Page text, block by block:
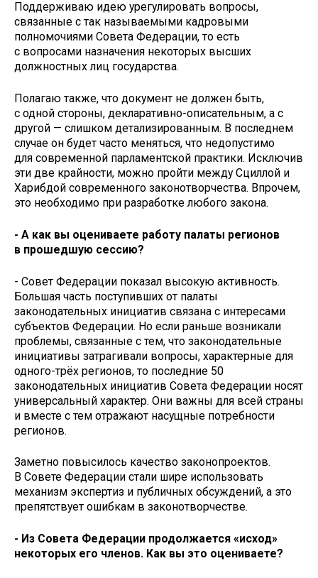
Поддерживаю идею урегулировать вопросы,
связанные с так называемыми кад­ровыми
полномочиями Совета Федерации, то есть
с вопросами назначения некоторых высших
должностных лиц государства.
Полагаю также, что документ не должен быть,
с одной стороны, декларативно-описательным, а с
другой — слишком детализированным. В последнем
случае он будет часто меняться, что недопустимо
для современной парламентской практики. Исключив
эти две крайности, можно пройти между Сциллой и
Харибдой современного законотворчества. Впрочем,
это необходимо при разработке любого закона.
- А как вы оцениваете работу палаты регионов
в прошедшую сессию?
- Совет Федерации показал высокую активность.
Большая часть поступивших от палаты
законодательных инициатив связана с интересами
субъектов Федерации. Но если раньше возникали
проблемы, связанные с тем, что законодательные
инициативы затрагивали вопросы, характерные для
одного-трёх регионов, то последние 50
законодательных инициатив Совета Федерации носят
универсальный характер. Они важны для всей страны
и вместе с тем отражают насущные потребности
регионов.
Заметно повысилось качество законопроектов.
В Совете Федерации стали шире использовать
механизм экспертиз и публичных обсуждений, а это
препятствует ошибкам в законотворчестве.
- Из Совета Федерации продолжается «исход»
некоторых его членов. Как вы это оцениваете?